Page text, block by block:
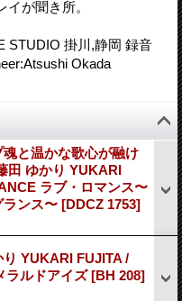
が聞き所。
STUDIO 掛川,静岡 録音
Okada
と温かな歌心が融け
田 ゆかり YUKARI
ラブ・ロマンス〜
ランス〜 [DDCZ 1753]
YUKARI FUJITA /
ラルドアイズ[BH 208]